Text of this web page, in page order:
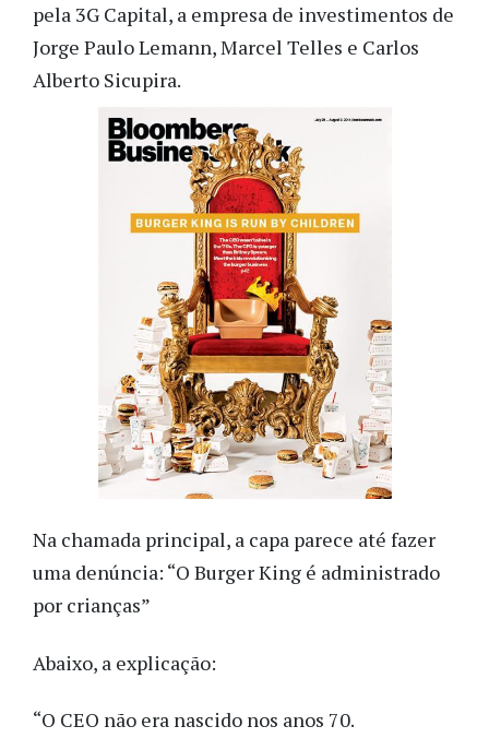
pela 3G Capital, a empresa de investimentos de
Jorge Paulo Lemann, Marcel Telles e Carlos
Alberto Sicupira.
Na chamada principal, a capa parece até fazer
uma denúncia: “O Burger King é administrado
por crianças”
Abaixo, a explicação:
“O CEO não era nascido nos anos 70.